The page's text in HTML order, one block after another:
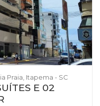
Praia, Itapema - SC
E 02